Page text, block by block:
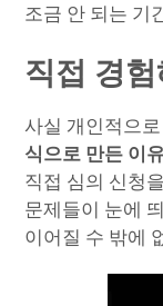
조금 안 되는 기
직접 경
사실 개인적으로
식으로 만든 이
직접 심의 신청
문제들이 눈에
이어질 수 밖에